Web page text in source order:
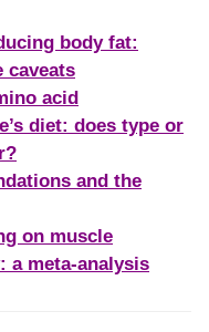
body fat:
caveats
acid
diet: does type or
and the
on muscle
a meta-analysis